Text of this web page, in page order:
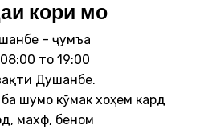
кори мо
– ҷумъа
то 19:00
Душанбе.
ба шумо кӯмак хоҳем кард
махфӣ, беном